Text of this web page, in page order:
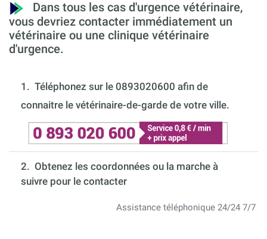
Dans tous les cas d'urgence vétérinaire,
vous devriez contacter immédiatement un
vétérinaire ou une clinique vétérinaire
d'urgence.
1. Téléphonez sur le 0893020600 afin de
connaitre le vétérinaire-de-garde de votre ville.
2. Obtenez les coordonnées ou la marche à
suivre pour le contacter
Assistance téléphonique 24/24 7/7